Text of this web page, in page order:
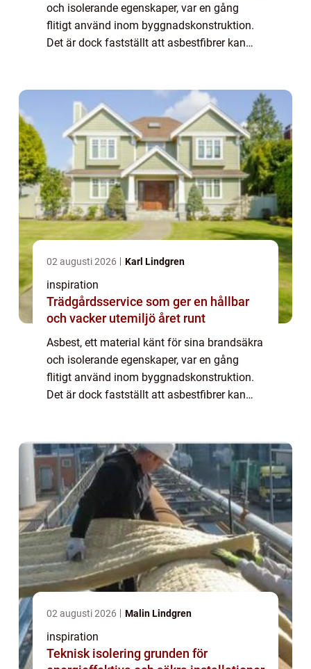
och isolerande egenskaper, var en gång
flitigt använd inom byggnadskonstruktion.
Det är dock fastställt att asbestfibrer kan
02 augusti 2026 Karl Lindgren
inspiration
Trädgårdsservice som ger en hållbar
och vacker utemiljö året runt
Asbest, ett material känt för sina brandsäkra
och isolerande egenskaper, var en gång
flitigt använd inom byggnadskonstruktion.
Det är dock fastställt att asbestfibrer kan
02 augusti 2026 Malin Lindgren
inspiration
Teknisk isolering grunden för